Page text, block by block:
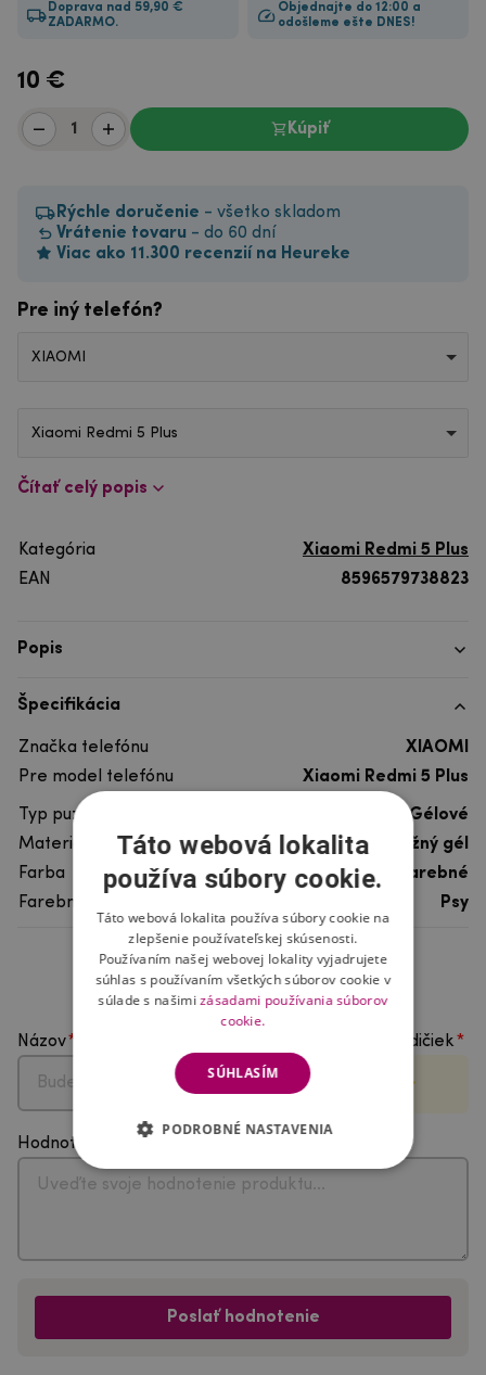
Doprava nad 59,90 €
ZADARMO.
Objednajte do 12:00 a
odošleme ešte DNES!
10 €
Kúpiť
Rýchle doručenie - všetko skladom
Vrátenie tovaru - do 60 dní
Viac ako 11.300 recenzií na Heureke
Pre iný telefón?
XIAOMI
Xiaomi Redmi 5 Plus
Čítať celý popis
Kategória
Xiaomi Redmi 5 Plus
EAN
8596579738823
Popis
Špecifikácia
Značka telefónu
XIAOMI
Pre model telefónu
Xiaomi Redmi 5 Plus
Typ puzdra
Gélové
Materiál
pružný gél
Farba
viacfarebné
Farebný motív
Psy
Hodnotenie produktu
Názov Vyberte počet hviezdičiek
Hodnotenie
Poslať hodnotenie
Táto webová lokalita
používa súbory cookie.
Táto webová lokalita používa súbory cookie na
zlepšenie používateľskej skúsenosti.
Používaním našej webovej lokality vyjadrujete
súhlas s používaním všetkých súborov cookie v
súlade s našimizásadami používania súborov
cookie.
SÚHLASÍM
PODROBNÉ NASTAVENIA